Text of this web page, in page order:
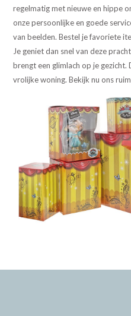
regelmatig met nieuwe en hippe
onze persoonlijke en goede
van beelden. Bestel je favoriete
Je geniet dan snel van deze
brengt een glimlach op je
vrolijke woning. Bekijk nu ons